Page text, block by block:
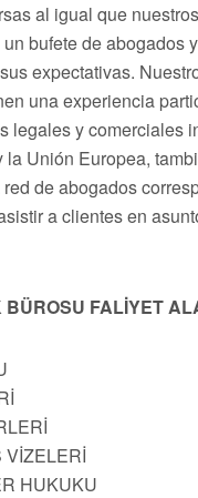
al igual que
bufete de abogados
expectativas.
una experiencia
legales y comerciales
la Unión Europea,
de abogados
a clientes en
BÜROSU FALİYET
VİZELERİ
HUKUKU